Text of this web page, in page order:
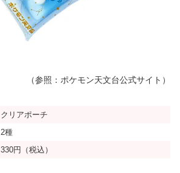
（参照：ポケモン天文台公式サイト）
クリアポーチ
2種
330円（税込）